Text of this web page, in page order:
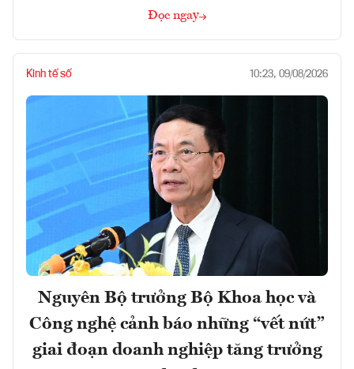
Đọc ngay
Kinh tế số 10:23, 09/08/2026
Nguyên Bộ trưởng Bộ Khoa học và
Công nghệ cảnh báo những “vết nứt”
giai đoạn doanh nghiệp tăng trưởng